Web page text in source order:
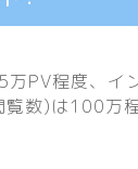
PV程度、 イ
数)は100万